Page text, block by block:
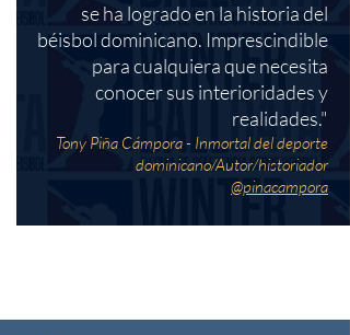
se ha logrado en la historia del
béisbol dominicano. Imprescindible
para cualquiera que necesita
conocer sus interioridades y
realidades."
Tony Piña Cámpora - Inmortal del deporte
dominicano/Autor/historiador
@pinacampora